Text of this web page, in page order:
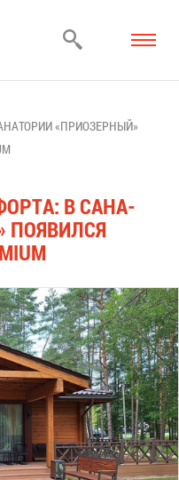
«ПРИ­ОЗЕР­НЫЙ»
В СА­НА­
ПО­ЯВИЛ­СЯ